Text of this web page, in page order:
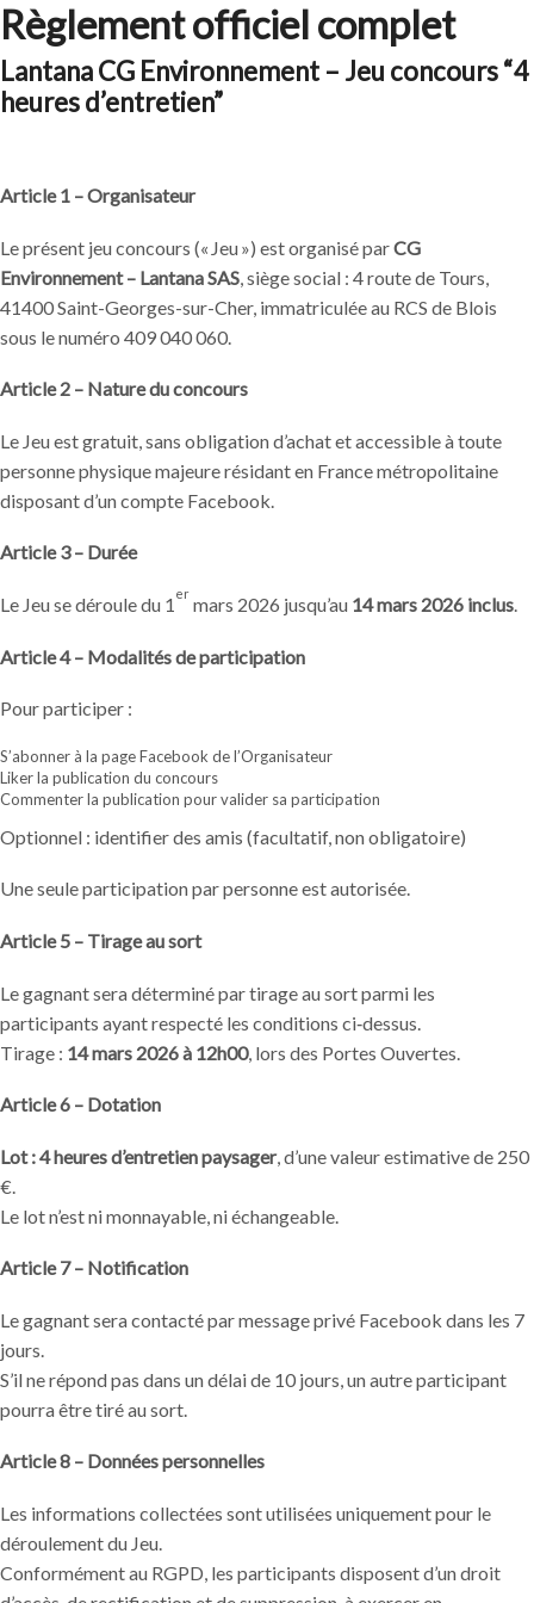
Règlement officiel complet
Lantana CG Environnement – Jeu concours “4
heures d’entretien”
Article 1 – Organisateur
Le présent jeu concours (« Jeu ») est organisé parCG
Environnement – Lantana SAS , siège social : 4 route de Tours,
41400 Saint-Georges-sur-Cher, immatriculée au RCS de Blois
sous le numéro 409 040 060.
Article 2 – Nature du concours
Le Jeu est gratuit, sans obligation d’achat et accessible à toute
personne physique majeure résidant en France métropolitaine
disposant d’un compte Facebook.
Article 3 – Durée
Le Jeu se déroule du 1 er mars 2026 jusqu’au 14 mars 2026 inclus.
Article 4 – Modalités de participation
Pour participer :
S’abonner à la page Facebook de l’Organisateur
Liker la publication du concours
Commenter la publication pour valider sa participation
Optionnel : identifier des amis (facultatif, non obligatoire)
Une seule participation par personne est autorisée.
Article 5 – Tirage au sort
Le gagnant sera déterminé par tirage au sort parmi les
participants ayant respecté les conditions ci‑dessus.
Tirage : 14 mars 2026 à 12h00, lors des Portes Ouvertes.
Article 6 – Dotation
Lot : 4 heures d’entretien paysager, d’une valeur estimative de 250
€.
Le lot n’est ni monnayable, ni échangeable.
Article 7 – Notification
Le gagnant sera contacté par message privé Facebook dans les 7
jours.
S’il ne répond pas dans un délai de 10 jours, un autre participant
pourra être tiré au sort.
Article 8 – Données personnelles
Les informations collectées sont utilisées uniquement pour le
déroulement du Jeu.
Conformément au RGPD, les participants disposent d’un droit